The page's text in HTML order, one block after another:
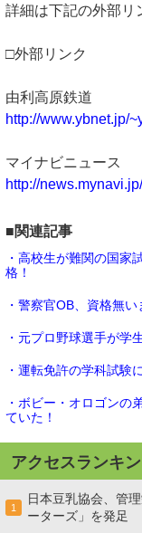
詳細は下記の外部リ
□外部リンク
由利高原鉄道
http://www.ybnet.jp/
マイナビニュース
http://
■関連記事
・高校生が難関の国家
格！
・警察官OB、資格無
・元プロ野球選手が学
・運転免許の学科試験
・ボビー・オロゴンの
ていた！
アクセスランキ
1
日本豆乳協会、管
ーターズ」を発足